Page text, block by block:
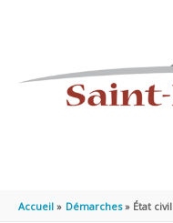
Accueil Démarches État civil